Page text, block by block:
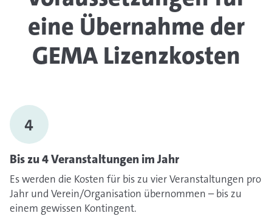
eine Übernahme der
GEMA Lizenzkosten
Bis zu 4 Veranstaltungen im Jahr
Es werden die Kosten für bis zu vier Veranstaltungen pro
Jahr und Verein/Organisation übernommen – bis zu
einem gewissen Kontingent.